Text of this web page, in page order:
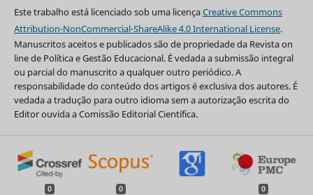
Este trabalho está licenciado sob uma licençaCreative Commons
Attribution-NonCommercial-ShareAlike 4.0 International License.
Manuscritos aceitos e publicados são de propriedade da Revista on
line de Política e Gestão Educacional. É vedada a submissão integral
ou parcial do manuscrito a qualquer outro periódico. A
responsabilidade do conteúdo dos artigos é exclusiva dos autores. É
vedada a tradução para outro idioma sem a autorização escrita do
Editor ouvida a Comissão Editorial Científica.
0 0 0